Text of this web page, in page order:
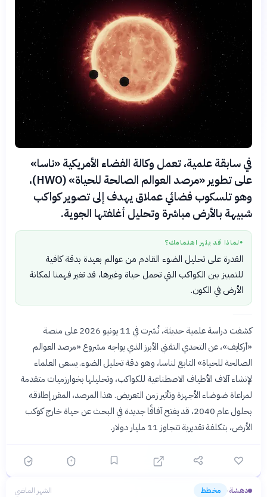
في سابقة علمية، تعمل وكالة الفضاء الأمريكية «ناسا»
على تطوير «مرصد العوالم الصالحة للحياة» (HWO)،
وهو تلسكوب فضائي عملاق يهدف إلى تصوير كواكب
شبيهة بالأرض مباشرة وتحليل أغلفتها الجوية.
● لماذا قد يثير اهتمامك؟
القدرة على تحليل الضوء القادم من عوالم بعيدة بدقة كافية
للتمييز بين الكواكب التي تحمل حياة وغيرها، قد تغير فهمنا لمكانة
الأرض في الكون.
كشفت دراسة علمية حديثة، نُشرت في 11 يونيو 2026 على منصة
«أركايف»، عن التحدي التقني الأبرز الذي يواجه مشروع «مرصد العوالم
الصالحة للحياة» التابع لناسا، وهو دقة تحليل الضوء. يسعى العلماء
لإنشاء آلاف الأطياف الاصطناعية للكواكب، وتحليلها بخوارزميات متقدمة
لمراعاة ضوضاء الأجهزة وتأثير زمن التعريض. هذا المرصد، المقرر إطلاقه
بحلول عام 2040، قد يفتح آفاقًا جديدة في البحث عن حياة خارج كوكب
الأرض، بتكلفة تقديرية تتجاوز 11 مليار دولار.
دهشة› مخطط الشهر الماضي